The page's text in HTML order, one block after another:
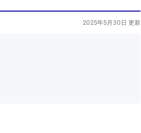
2025年5月30日 更新